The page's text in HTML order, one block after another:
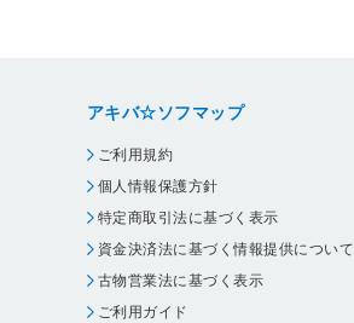
アキバ☆ソフマップ
ご利用規約
個人情報保護方針
特定商取引法に基づく表示
資金決済法に基づく情報提供について
古物営業法に基づく表示
ご利用ガイド